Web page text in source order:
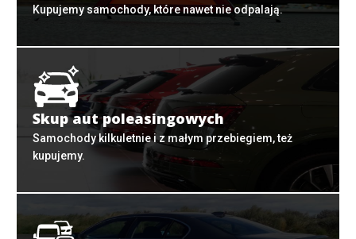
Kupujemy samochody, które nawet nie odpalają.
Skup aut poleasingowych
Samochody kilkuletnie i z małym przebiegiem, też
kupujemy.